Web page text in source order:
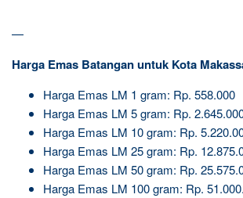
—
Harga Emas Batangan untuk Kota
Harga Emas LM 1 gram: Rp. 558.000
Harga Emas LM 5 gram: Rp.
Harga Emas LM 10 gram: Rp.
Harga Emas LM 25 gram: Rp.
Harga Emas LM 50 gram: Rp.
Harga Emas LM 100 gram: Rp.